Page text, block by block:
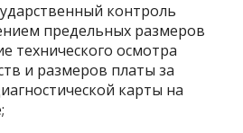
контроль
предельных размеров
технического осмотра
и размеров платы за
карты на